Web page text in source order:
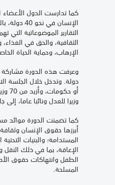
الإنسان في
التقارير الموضوعاتية
الثقافية، والحق في الغذاء،
الإرهاب، وحماية الحياة
دولة. وتدخل خلال الجلسة
وزيرا للعدل ونائبا عاما،
كما تضمنت الدورة موائد
أبرزها حقوق الإنسان
المستدامة؛ والبنيات
الإعاقة، بما في ذلك
الطفل وانتهاكات حقوق
المسلحة.